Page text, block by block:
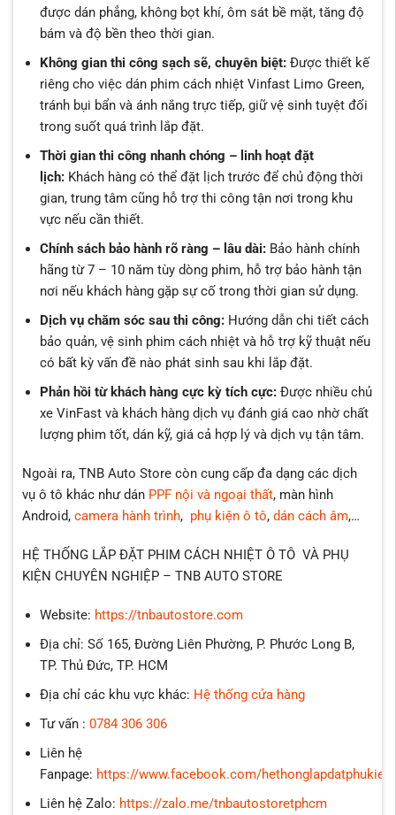
được dán phẳng, không bọt khí, ôm sát bề mặt, tăng độ
bám và độ bền theo thời gian.
Không gian thi công sạch sẽ, chuyên biệt:Được thiết kế
riêng cho việc dán phim cách nhiệt Vinfast Limo Green,
tránh bụi bẩn và ánh nắng trực tiếp, giữ vệ sinh tuyệt đối
trong suốt quá trình lắp đặt.
Thời gian thi công nhanh chóng – linh hoạt đặt
lịch:Khách hàng có thể đặt lịch trước để chủ động thời
gian, trung tâm cũng hỗ trợ thi công tận nơi trong khu
vực nếu cần thiết.
Chính sách bảo hành rõ ràng – lâu dài:Bảo hành chính
hãng từ 7 – 10 năm tùy dòng phim, hỗ trợ bảo hành tận
nơi nếu khách hàng gặp sự cố trong thời gian sử dụng.
Dịch vụ chăm sóc sau thi công:Hướng dẫn chi tiết cách
bảo quản, vệ sinh phim cách nhiệt và hỗ trợ kỹ thuật nếu
có bất kỳ vấn đề nào phát sinh sau khi lắp đặt.
Phản hồi từ khách hàng cực kỳ tích cực:Được nhiều chủ
xe VinFast và khách hàng dịch vụ đánh giá cao nhờ chất
lượng phim tốt, dán kỹ, giá cả hợp lý và dịch vụ tận tâm.
Ngoài ra, TNB Auto Store còn cung cấp đa dạng các dịch
vụ ô tô khác như dán PPF nội và ngoại thất, màn hình
Android, camera hành trình, phụ kiện ô tô, dán cách âm,…
HỆ THỐNG LẮP ĐẶT PHIM CÁCH NHIỆT Ô TÔ VÀ PHỤ
KIỆN CHUYÊN NGHIỆP – TNB AUTO STORE
Website: https://tnbautostore.com
Địa chỉ: Số 165, Đường Liên Phường, P. Phước Long B,
TP. Thủ Đức, TP. HCM
Địa chỉ các khu vực khác: Hệ thống cửa hàng
Tư vấn : 0784 306 306
Liên hệ
Fanpage: https://www.facebook.com/
Liên hệ Zalo: https://zalo.me/tnbautostoretphcm